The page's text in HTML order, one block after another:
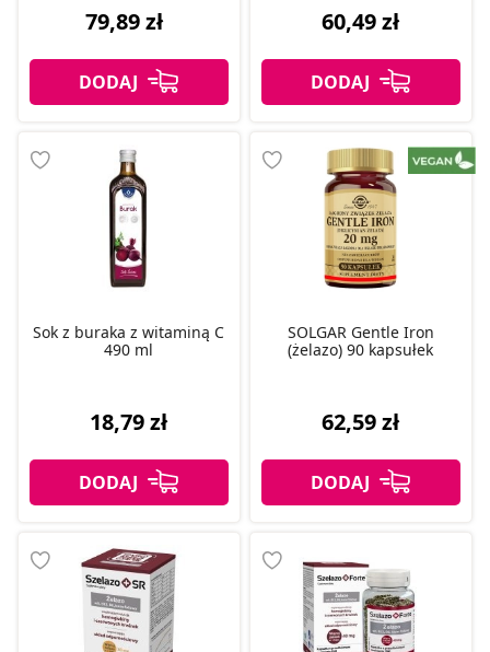
79,89 zł 60,49 zł
Sok z buraka z witaminą C
490 ml
18,79 zł
SOLGAR Gentle Iron
(żelazo) 90 kapsułek
62,59 zł